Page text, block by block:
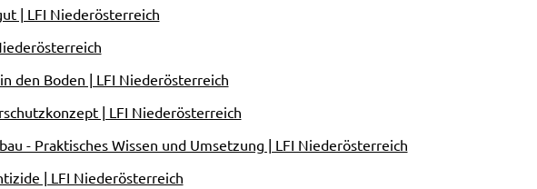
| LFI Niederösterreich
den Boden | LFI Niederösterreich
| LFI Niederösterreich
- Praktisches Wissen und Umsetzung | LFI Niederösterreich
| LFI Niederösterreich